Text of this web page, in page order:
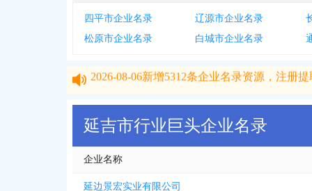
四平市企业名录 辽源市企业名录
松原市企业名录
白城市企业名录
延吉市行业巨头企业名录
企业名称
延边景宏实业有限公司